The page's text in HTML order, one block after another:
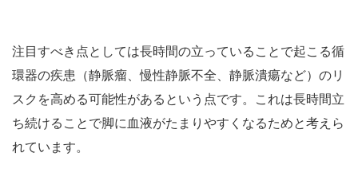
注目すべき点としては長時間の立っていることで起こる循
環器の疾患（静脈瘤、慢性静脈不全、静脈潰瘍など）のリ
スクを高める可能性があるという点です。これは長時間立
ち続けることで脚に血液がたまりやすくなるためと考えら
れています。